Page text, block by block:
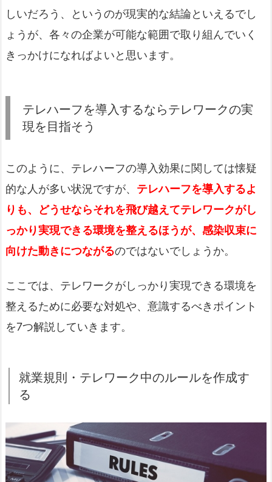
しいだろう、というのが現実的な結論といえるでし
ょうが、各々の企業が可能な範囲で取り組んでいく
きっかけになればよいと思います。
テレハーフを導入するならテレワークの実
現を目指そう
このように、テレハーフの導入効果に関しては懐疑
的な人が多い状況ですが、 テレハーフを導入するよ
りも、どうせならそれを飛び越えてテレワークがし
っかり実現できる環境を整えるほうが、感染収束に
向けた動きにつながるのではないでしょうか。
ここでは、テレワークがしっかり実現できる環境を
整えるために必要な対処や、意識するべきポイント
を7つ解説していきます。
就業規則・テレワーク中のルールを作成す
る